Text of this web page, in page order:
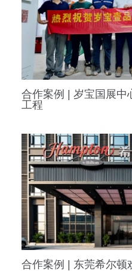
合作案例 | 岁宝国展中
工程
合作案例 | 东莞希尔顿